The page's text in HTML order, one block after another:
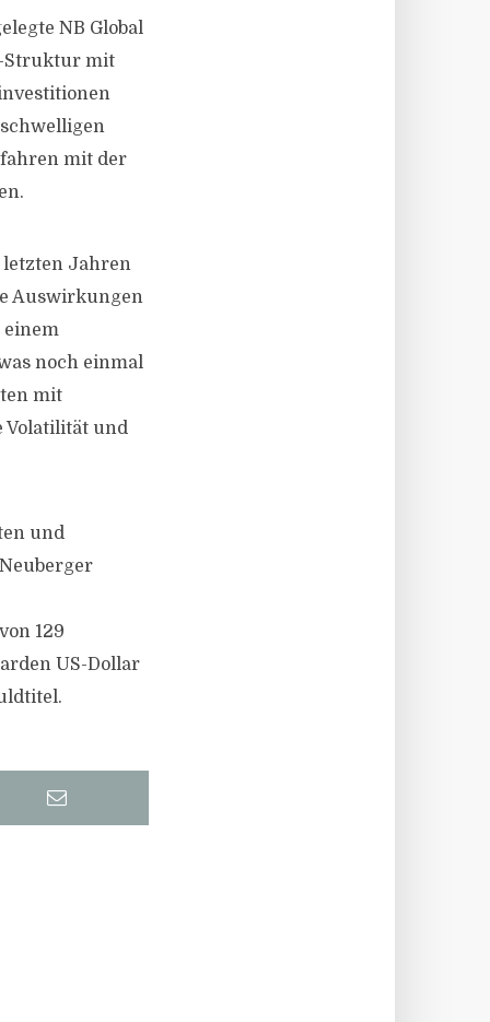
NB Global
Struktur mit
mit der
letzten Jahren
Auswirkungen
einem
noch einmal
mit
Volatilität und
und
129
US-Dollar